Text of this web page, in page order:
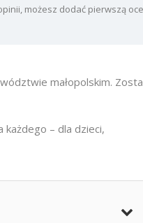
możesz dodać pierwszą
małopolskim.
każdego – dla dzieci,